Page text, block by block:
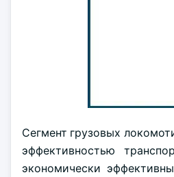
Сегмент грузовых
эффективностью
экономически